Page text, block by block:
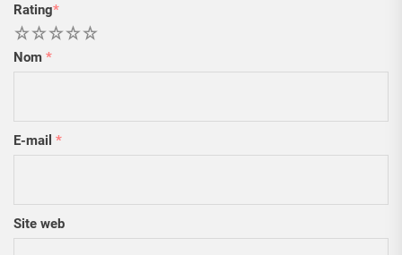
Rating*
5
4
3
2
Nom *
E-mail *
Site web